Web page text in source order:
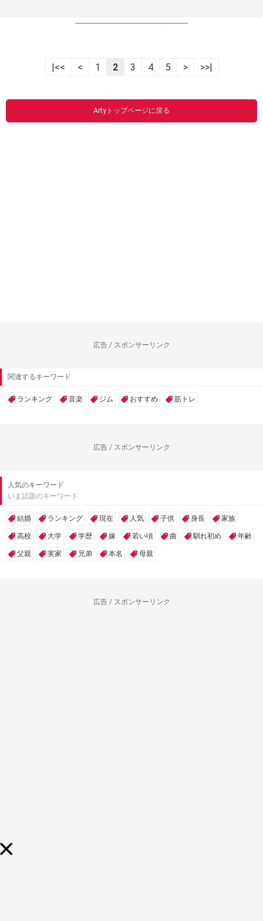
----------------------------------------------------------------
|<< < 1 2 3 4 5 > >>|
Artyトップページに戻る
広告 / スポンサーリンク
関連するキーワード
ランキング 音楽 ジム おすすめ 筋トレ
広告 / スポンサーリンク
人気のキーワード
いま話題のキーワード
結婚 ランキング 現在 人気 子供 身長 家族
高校 大学 学歴 嫁 若い頃 曲 馴れ初め 年齢
父親 実家 兄弟 本名 母親
広告 / スポンサーリンク